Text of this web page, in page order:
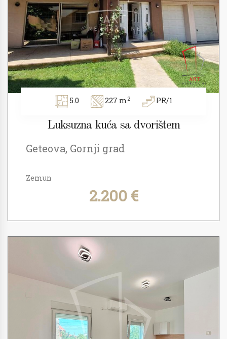
5.0 227 m2 PR/1
Luksuzna kuća sa dvorištem
Geteova, Gornji grad
Zemun
2.200 €